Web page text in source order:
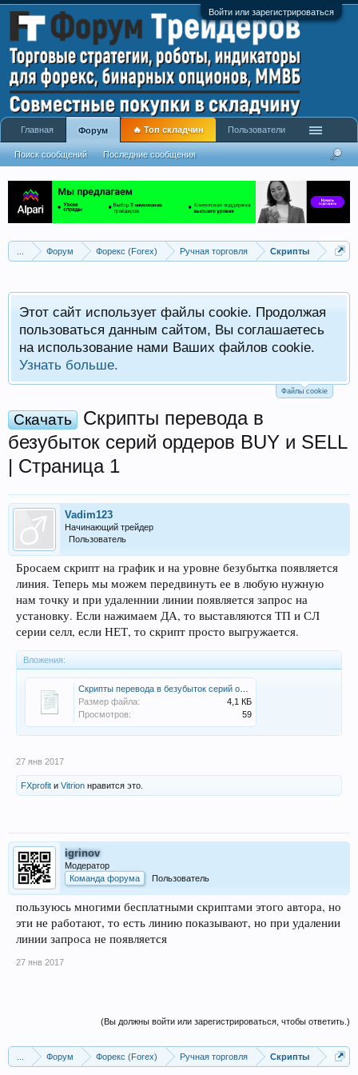
Войти или зарегистрироваться
Форум Форекс (Forex) Ручная торговля Скрипты
Этот сайт использует файлы cookie. Продолжая
пользоваться данным сайтом, Вы соглашаетесь
на использование нами Ваших файлов cookie.
Узнать больше.
Файлы cookie
Скачать
Скрипты перевода в
безубыток серий ордеров BUY и SELL
| Страница 1
Vadim123
Начинающий трейдер
Пользователь
Бросаем скрипт на график и на уровне безубытка появляется
линия. Теперь мы можем передвинуть ее в любую нужную
нам точку и при удаленнии линии появляется запрос на
установку. Если нажимаем ДА, то выставляются ТП и СЛ
серии селл, если НЕТ, то скрипт просто выгружается.
Вложения:
Размер файла:
4,1 КБ
Просмотров:
59
27 янв 2017
FXprofit и Vitrion нравится это.
igrinov
Модератор
Команда форума
Пользователь
пользуюсь многими бесплатными скриптами этого автора, но
эти не работают, то есть линию показывают, но при удалении
линии запроса не появляется
27 янв 2017
(Вы должны войти или зарегистрироваться, чтобы ответить.)
Форум Форекс (Forex) Ручная торговля Скрипты
Главная Форум
Поиск сообщений Последние сообщения
🔥 Топ складчин Пользователи